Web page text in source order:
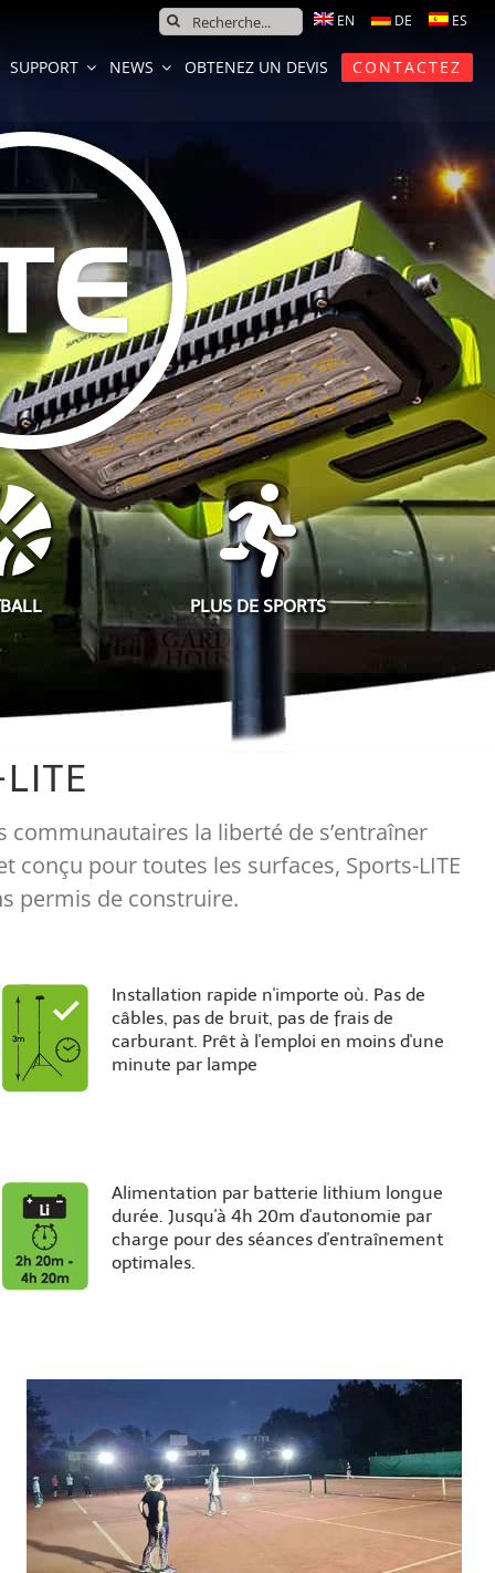
SEARCH
SUPPORT NEWS OBTENEZ UN DEVIS CONTACTEZ
PLUS DE SPORTS
communautaires la liberté de s’entraîner
conçu pour toutes les surfaces, Sports-LITE
permis de construire.
Installation rapide n'importe où. Pas de
câbles, pas de bruit, pas de frais de
carburant. Prêt à l'emploi en moins d'une
minute par lampe
Alimentation par batterie lithium longue
durée. Jusqu'à 4h 20m d'autonomie par
charge pour des séances d'entraînement
optimales.